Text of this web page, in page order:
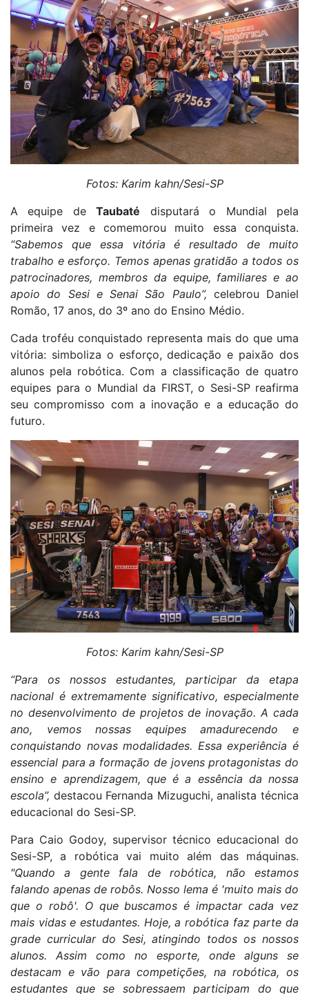
Fotos: Karim kahn/Sesi-SP
A equipe deTaubaté disputará o Mundial pela
primeira vez e comemorou muito essa conquista.
“Sabemos que essa vitória é resultado de muito
trabalho e esforço. Temos apenas gratidão a todos os
patrocinadores, membros da equipe, familiares e ao
apoio do Sesi e Senai São Paulo”, celebrou Daniel
Romão, 17 anos, do 3º ano do Ensino Médio.
Cada troféu conquistado representa mais do que uma
vitória: simboliza o esforço, dedicação e paixão dos
alunos pela robótica. Com a classificação de quatro
equipes para o Mundial da FIRST, o Sesi-SP reafirma
seu compromisso com a inovação e a educação do
futuro.
Fotos: Karim kahn/Sesi-SP
“Para os nossos estudantes, participar da etapa
nacional é extremamente significativo, especialmente
no desenvolvimento de projetos de inovação. A cada
ano, vemos nossas equipes amadurecendo e
conquistando novas modalidades. Essa experiência é
essencial para a formação de jovens protagonistas do
ensino e aprendizagem, que é a essência da nossa
escola”, destacou Fernanda Mizuguchi, analista técnica
educacional do Sesi-SP.
Para Caio Godoy, supervisor técnico educacional do
Sesi-SP, a robótica vai muito além das máquinas.
"Quando a gente fala de robótica, não estamos
falando apenas de robôs. Nosso lema é 'muito mais do
que o robô'. O que buscamos é impactar cada vez
mais vidas e estudantes. Hoje, a robótica faz parte da
grade curricular do Sesi, atingindo todos os nossos
alunos. Assim como no esporte, onde alguns se
destacam e vão para competições, na robótica, os
estudantes que se sobressaem participam do que